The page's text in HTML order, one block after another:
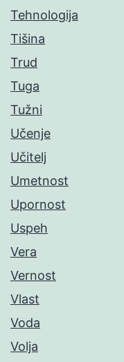
Tehnologija
Tišina
Trud
Tuga
Tužni
Učenje
Učitelj
Umetnost
Upornost
Uspeh
Vera
Vernost
Vlast
Voda
Volja